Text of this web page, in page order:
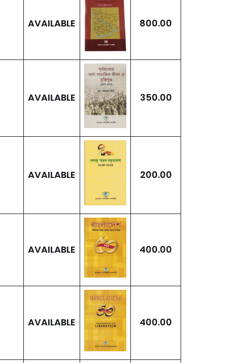
AVAILABLE 800.00
AVAILABLE 350.00
AVAILABLE 200.00
AVAILABLE 400.00
AVAILABLE 400.00